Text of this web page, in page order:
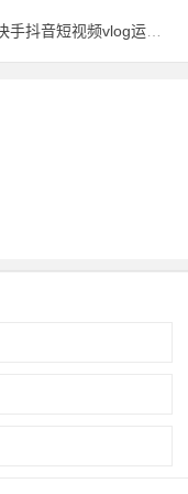
1831首音效音频免费下载，快手抖音短视频vlog运营必备音效